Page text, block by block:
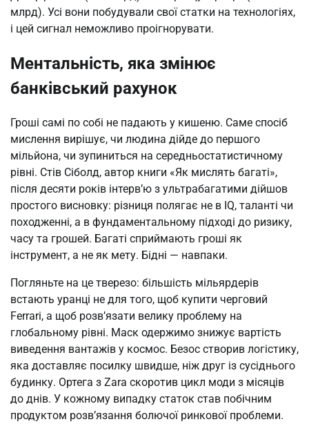
млрд). Усі вони побудували свої статки на технологіях,
і цей сигнал неможливо проігнорувати.
Ментальність, яка змінює
банківський рахунок
Гроші самі по собі не падають у кишеню. Саме спосіб
мислення вирішує, чи людина дійде до першого
мільйона, чи зупиниться на середньостатистичному
рівні. Стів Сіболд, автор книги «Як мислять багаті»,
після десяти років інтерв’ю з ультрабагатими дійшов
простого висновку: різниця полягає не в IQ, таланті чи
походженні, а в фундаментальному підході до ризику,
часу та грошей. Багаті сприймають гроші як
інструмент, а не як мету. Бідні — навпаки.
Погляньте на це тверезо: більшість мільярдерів
встають уранці не для того, щоб купити черговий
Ferrari, а щоб розв’язати велику проблему на
глобальному рівні. Маск одержимо знижує вартість
виведення вантажів у космос. Безос створив логістику,
яка доставляє посилку швидше, ніж друг із сусіднього
будинку. Ортега з Zara скоротив цикл моди з місяців
до днів. У кожному випадку статок став побічним
продуктом розв’язання болючої ринкової проблеми.